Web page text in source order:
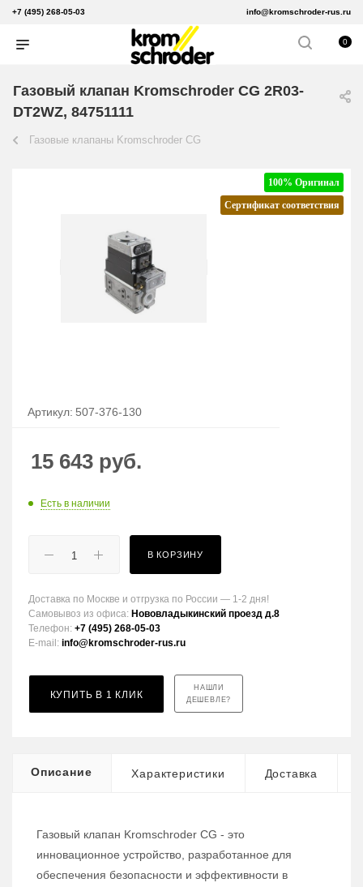
+7 (495) 268-05-03 info@kromschroder-rus.ru
0
Газовый клапан Kromschroder CG 2R03-
DT2WZ, 84751111
Газовые клапаны Kromschroder CG
100% Оригинал
Сертификат соответствия
Артикул: 507-376-130
15 643 руб.
Есть в наличии
В КОРЗИНУ
Доставка по Москве и отгрузка по России — 1-2 дня!
Самовывоз из офиса: Нововладыкинский проезд д.8
Телефон: +7 (495) 268-05-03
E-mail: info@kromschroder-rus.ru
КУПИТЬ В 1 КЛИК
НАШЛИ
ДЕШЕВЛЕ?
Описание Характеристики Доставка
Газовый клапан Kromschroder CG - это
инновационное устройство, разработанное для
обеспечения безопасности и эффективности в